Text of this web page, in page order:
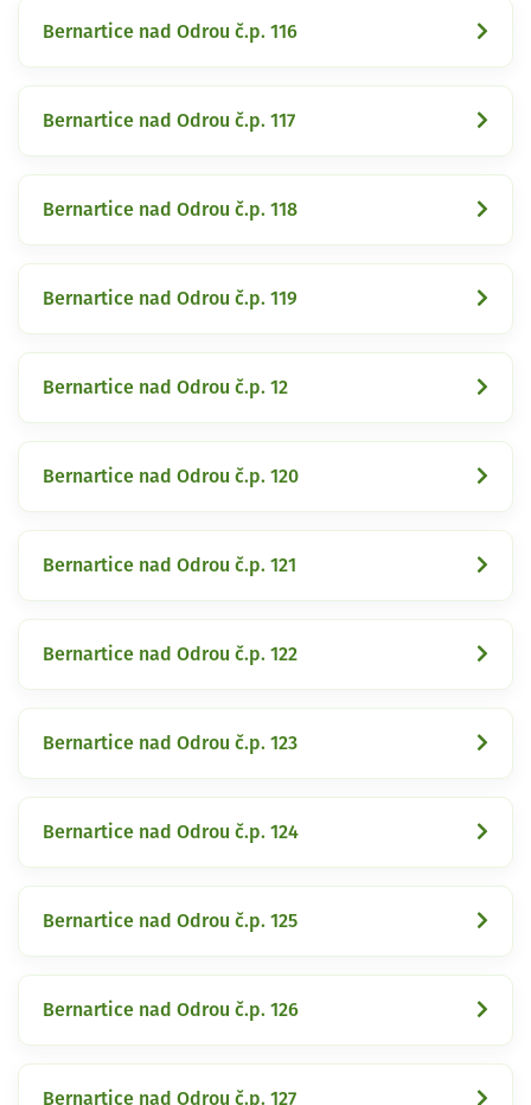
Bernartice nad Odrou č.p. 116
Bernartice nad Odrou č.p. 117
Bernartice nad Odrou č.p. 118
Bernartice nad Odrou č.p. 119
Bernartice nad Odrou č.p. 12
Bernartice nad Odrou č.p. 120
Bernartice nad Odrou č.p. 121
Bernartice nad Odrou č.p. 122
Bernartice nad Odrou č.p. 123
Bernartice nad Odrou č.p. 124
Bernartice nad Odrou č.p. 125
Bernartice nad Odrou č.p. 126
Bernartice nad Odrou č.p. 127